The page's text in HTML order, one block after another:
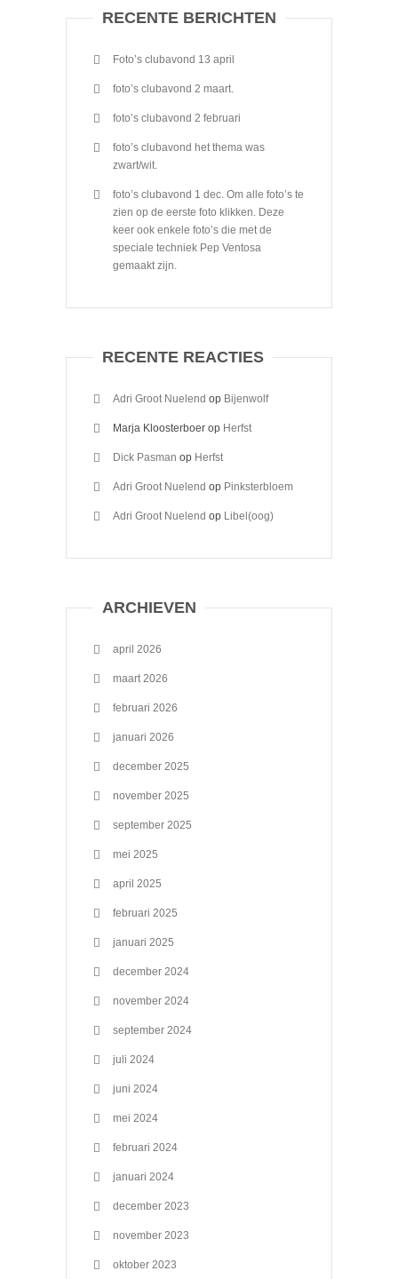
RECENTE BERICHTEN
Foto’s clubavond 13 april
foto’s clubavond 2 maart.
foto’s clubavond 2 februari
foto’s clubavond het thema was
zwart/wit.
foto’s clubavond 1 dec. Om alle foto’s te
zien op de eerste foto klikken. Deze
keer ook enkele foto’s die met de
speciale techniek Pep Ventosa
gemaakt zijn.
RECENTE REACTIES
Adri Groot Nuelend op Bijenwolf
Marja Kloosterboer op Herfst
Dick Pasman op Herfst
Adri Groot Nuelend op Pinksterbloem
Adri Groot Nuelend op Libel(oog)
ARCHIEVEN
april 2026
maart 2026
februari 2026
januari 2026
december 2025
november 2025
september 2025
mei 2025
april 2025
februari 2025
januari 2025
december 2024
november 2024
september 2024
juli 2024
juni 2024
mei 2024
februari 2024
januari 2024
december 2023
november 2023
oktober 2023